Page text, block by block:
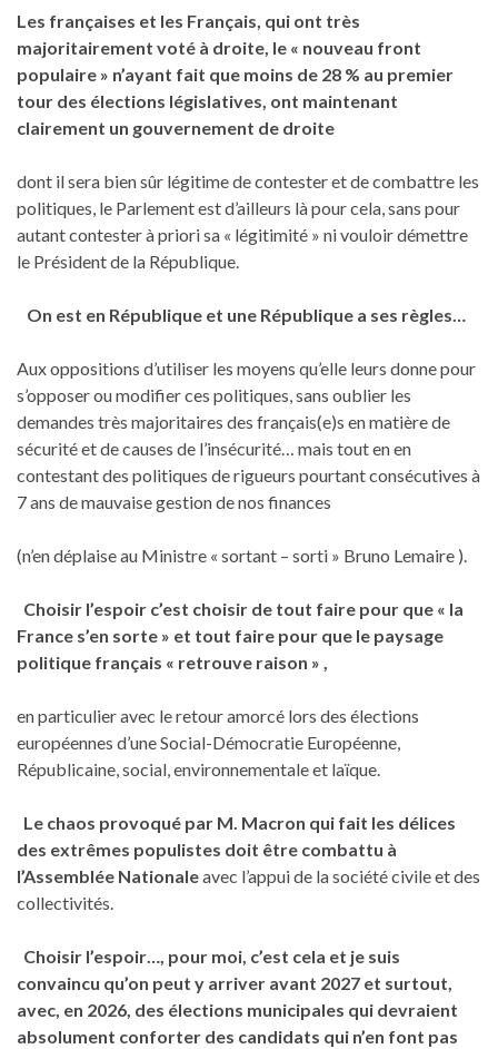
Les françaises et les Français, qui ont très
majoritairement voté à droite, le « nouveau front
populaire » n’ayant fait que moins de 28 % au premier
tour des élections législatives, ont maintenant
clairement un gouvernement de droite
dont il sera bien sûr légitime de contester et de combattre les
politiques, le Parlement est d’ailleurs là pour cela, sans pour
autant contester à priori sa « légitimité » ni vouloir démettre
le Président de la République.
On est en République et une République a ses règles…
Aux oppositions d’utiliser les moyens qu’elle leurs donne pour
s’opposer ou modifier ces politiques, sans oublier les
demandes très majoritaires des français(e)s en matière de
sécurité et de causes de l’insécurité… mais tout en en
contestant des politiques de rigueurs pourtant consécutives à
7 ans de mauvaise gestion de nos finances
(n’en déplaise au Ministre « sortant – sorti » Bruno Lemaire ).
Choisir l’espoir c’est choisir de tout faire pour que « la
France s’en sorte » et tout faire pour que le paysage
politique français « retrouve raison » ,
en particulier avec le retour amorcé lors des élections
européennes d’une Social-Démocratie Européenne,
Républicaine, social, environnementale et laïque.
Le chaos provoqué par M. Macron qui fait les délices
des extrêmes populistes doit être combattu à
l’Assemblée Nationaleavec l’appui de la société civile et des
collectivités.
Choisir l’espoir…, pour moi, c’est cela et je suis
convaincu qu’on peut y arriver avant 2027 et surtout,
avec, en 2026, des élections municipales qui devraient
absolument conforter des candidats qui n’en font pas